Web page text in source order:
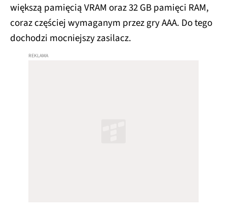
większą pamięcią VRAM oraz 32 GB pamięci RAM,
coraz częściej wymaganym przez gry AAA. Do tego
dochodzi mocniejszy zasilacz.